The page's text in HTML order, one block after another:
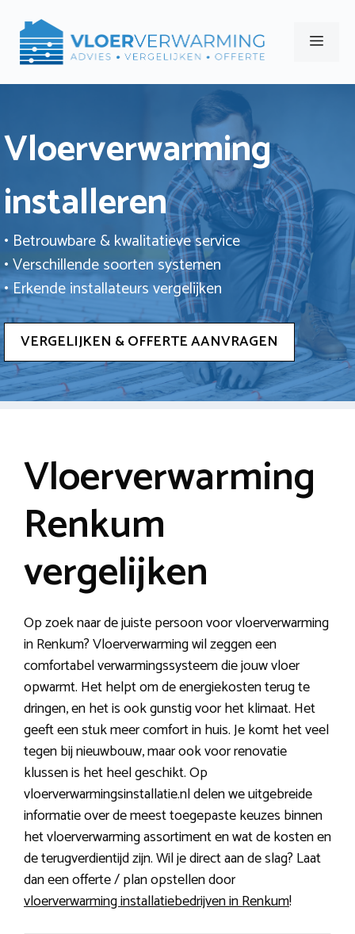
naar
Menu
Vloerverwarming
installeren
• Betrouwbare & kwalitatieve service
• Verschillende soorten systemen
• Erkende installateurs vergelijken
VERGELIJKEN & OFFERTE AANVRAGEN
Vloerverwarming
Renkum
vergelijken
Op zoek naar de juiste persoon voor vloerverwarming
in Renkum? Vloerverwarming wil zeggen een
comfortabel verwarmingssysteem die jouw vloer
opwarmt. Het helpt om de energiekosten terug te
dringen, en het is ook gunstig voor het klimaat. Het
geeft een stuk meer comfort in huis. Je komt het veel
tegen bij nieuwbouw, maar ook voor renovatie
klussen is het heel geschikt. Op
vloerverwarmingsinstallatie.nl delen we uitgebreide
informatie over de meest toegepaste keuzes binnen
het vloerverwarming assortiment en wat de kosten en
de terugverdientijd zijn. Wil je direct aan de slag? Laat
dan een offerte / plan opstellen door
vloerverwarming installatiebedrijven in Renkum!